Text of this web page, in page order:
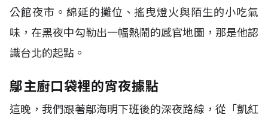
公館夜市。綿延的攤位、搖曳燈火與陌生的小吃氣
味，在黑夜中勾勒出一幅熱鬧的感官地圖，那是他認
識台北的起點。
鄔主廚口袋裡的宵夜據點
這晚，我們跟著鄔海明下班後的深夜路線，從「凱紅